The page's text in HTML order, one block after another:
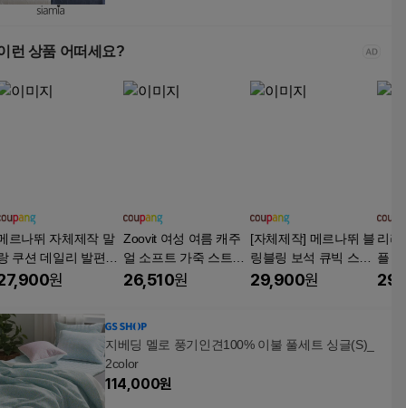
런 상품 어떠세요?
르나뛰 자체제작 말
쿠션 데일리 발편한
트랩 밴딩 여름 키높
원
Zoovit 여성 여름 캐주
얼 소프트 가죽 스트랩
샌들
26,510원
[자체제작] 메르나뛰 블
링블링 보석 큐빅 스트
랩 밴딩 여름 여성 통굽
29,900원
리리
플
편한
지베딩 멜로 풍기인견100% 이불 풀세트 싱글(S)_
2color
114,000원